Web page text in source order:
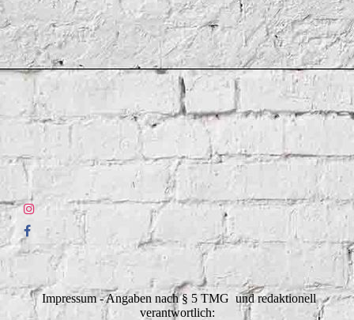
Impressum - Angaben nach § 5 TMG und redaktionell
verantwortlich: